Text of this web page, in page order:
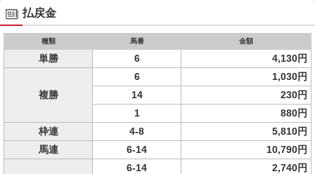
払戻金
種類 馬番 金額
単勝 6 4,130円
複勝
6
1,030円
14
230円
1
880円
枠連
4-8
5,810円
馬連
6-14 10,790円
6-14
2,740円